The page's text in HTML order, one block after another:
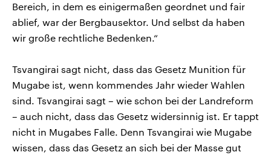
Bereich, in dem es einigermaßen geordnet und fair
ablief, war der Bergbausektor. Und selbst da haben
wir große rechtliche Bedenken.“
Tsvangirai sagt nicht, dass das Gesetz Munition für
Mugabe ist, wenn kommendes Jahr wieder Wahlen
sind. Tsvangirai sagt – wie schon bei der Landreform
– auch nicht, dass das Gesetz widersinnig ist. Er tappt
nicht in Mugabes Falle. Denn Tsvangirai wie Mugabe
wissen, dass das Gesetz an sich bei der Masse gut